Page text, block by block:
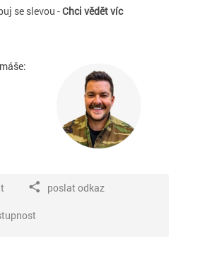
se slevou -Chci vědět víc
poslat odkaz